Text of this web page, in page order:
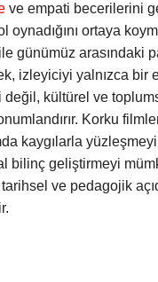
ve empati becerilerini
oynadığını ortaya
günümüz arasındaki
izleyiciyi yalnızca bir
değil, kültürel ve
Korku
kaygılarla
bilinç geliştirmeyi
ve pedagojik